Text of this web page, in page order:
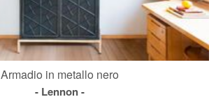
Armadio in metallo nero
Lennon